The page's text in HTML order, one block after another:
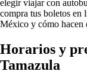
elegir viajar con
compra tus boletos en
México y cómo hacen
Horarios y
Tamazula